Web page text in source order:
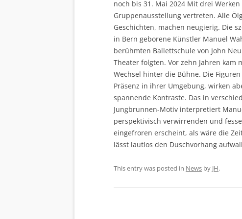
noch bis 31. Mai 2024 Mit drei
Gruppenausstellung vertreten. Alle
Geschichten, machen neugierig. Die
in Bern geborene Künstler Manuel
berühmten Ballettschule von John
Theater folgten. Vor zehn Jahren
Wechsel hinter die Bühne. Die
Präsenz in ihrer Umgebung, wirken
spannende Kontraste. Das in
Jungbrunnen-Motiv interpretiert
perspektivisch verwirrenden und
eingefroren erscheint, als wäre die
lässt lautlos den Duschvorhang
This entry was posted in News by JH.